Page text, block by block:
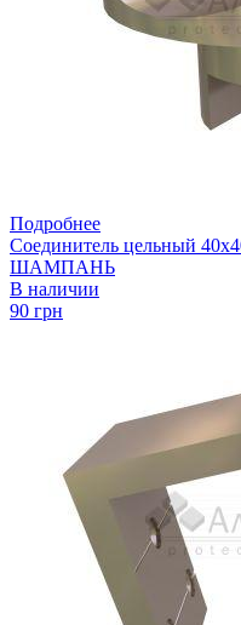
Подробнее
Соединитель цельный
ШАМПАНЬ
В наличии
90 грн